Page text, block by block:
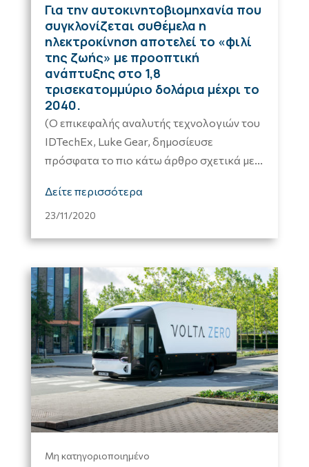
Για την αυτοκινητοβιομηχανία που
συγκλονίζεται συθέμελα η
ηλεκτροκίνηση αποτελεί το «φιλί
της ζωής» με προοπτική
ανάπτυξης στο 1,8
τρισεκατομμύριο δολάρια μέχρι το
2040.
23/11/2020
(Ο επικεφαλής αναλυτής τεχνολογιών του
IDTechEx, Luke Gear, δημοσίευσε
πρόσφατα το πιο κάτω άρθρο σχετικά με...
Δείτε περισσότερα
Μη κατηγοριοποιημένο